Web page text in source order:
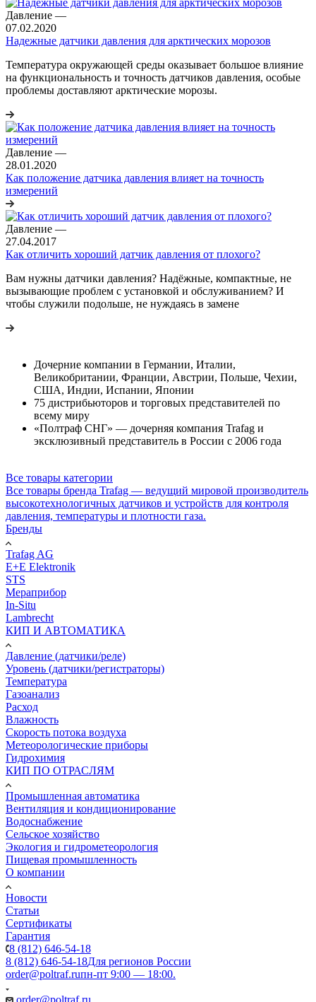
Давление —
07.02.2020
Надежные датчики давления для арктических морозов
Температура окружающей среды оказывает большое влияние
на функциональность и точность датчиков давления, особые
проблемы доставляют арктические морозы.
Давление —
28.01.2020
Как положение датчика давления влияет на точность
измерений
Давление —
27.04.2017
Как отличить хороший датчик давления от плохого?
Вам нужны датчики давления? Надёжные, компактные, не
вызывающие проблем с установкой и обслуживанием? И
чтобы служили подольше, не нуждаясь в замене
Дочерние компании в Германии, Италии,
Великобритании, Франции, Австрии, Польше, Чехии,
США, Индии, Испании, Японии
75 дистрибьюторов и торговых представителей по
всему миру
«Полтраф СНГ» — дочерняя компания Trafag и
эксклюзивный представитель в России с 2006 года
Все товары категории
Все товары бренда Trafag — ведущий мировой производитель
высокотехнологичных датчиков и устройств для контроля
давления, температуры и плотности газа.
Бренды
Trafag AG
E+E Elektronik
STS
Мераприбор
In-Situ
Lambrecht
КИП И АВТОМАТИКА
Давление (датчики/реле)
Уровень (датчики/регистраторы)
Температура
Газоанализ
Расход
Влажность
Скорость потока воздуха
Метеорологические приборы
Гидрохимия
КИП ПО ОТРАСЛЯМ
Промышленная автоматика
Вентиляция и кондиционирование
Водоснабжение
Сельское хозяйство
Экология и гидрометеорология
Пищевая промышленность
О компании
Новости
Статьи
Сертификаты
Гарантия
8 (812) 646-54-18
8 (812) 646-54-18Для регионов России
order@poltraf.ruпн-пт 9:00 — 18:00.
order@poltraf.ru